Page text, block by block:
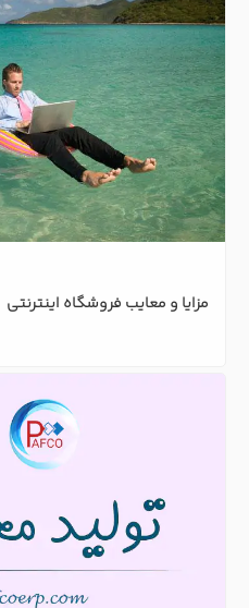
مزایا و معایب فروشگاه اینترنتی